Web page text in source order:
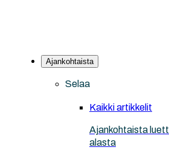
Ajankohtaista
Selaa
Kaikki artikkelit
Ajankohtaista
alasta